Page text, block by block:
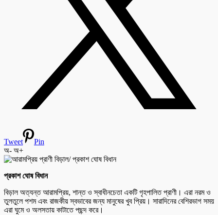
Tweet
Pin
অ- অ+
প্রকাশ ঘোষ বিধান
বিড়াল অত্যন্ত আরামপ্রিয়, শান্ত ও স্বাধীনচেতা একটি গৃহপালিত প্রাণী। এরা নরম ও
তুলতুলে পশম এবং রাজকীয় স্বভাবের জন্য মানুষের খুব প্রিয়। সারাদিনের বেশিরভাগ সময়
এরা ঘুমে ও অলসতায় কাটাতে পছন্দ করে।